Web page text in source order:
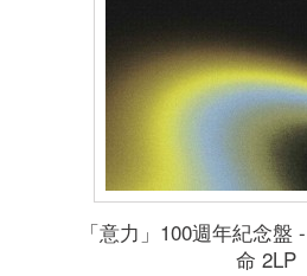
「意力」100週年紀念盤
命 2LP